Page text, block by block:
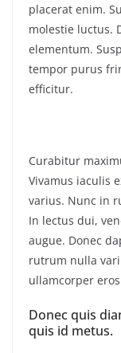
placerat enim.
molestie luctus.
elementum.
tempor purus
efficitur.
Curabitur
Vivamus iaculis
varius. Nunc in
In lectus dui,
augue. Donec
rutrum nulla
ullamcorper
Donec quis
quis id metus.